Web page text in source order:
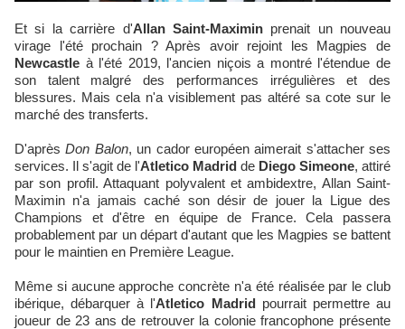
Et si la carrière d'Allan Saint-Maximin prenait un nouveau
virage l'été prochain ? Après avoir rejoint les Magpies de
Newcastle à l'été 2019, l'ancien niçois a montré l'étendue de
son talent malgré des performances irrégulières et des
blessures. Mais cela n'a visiblement pas altéré sa cote sur le
marché des transferts.
D'aprèsDon Balon, un cador européen aimerait s'attacher ses
services. Il s'agit de l'Atletico Madrid de Diego Simeone, attiré
par son profil. Attaquant polyvalent et ambidextre, Allan Saint-
Maximin n'a jamais caché son désir de jouer la Ligue des
Champions et d'être en équipe de France. Cela passera
probablement par un départ d'autant que les Magpies se battent
pour le maintien en Première League.
Même si aucune approche concrète n'a été réalisée par le club
ibérique, débarquer à l'Atletico Madrid pourrait permettre au
joueur de 23 ans de retrouver la colonie francophone présente